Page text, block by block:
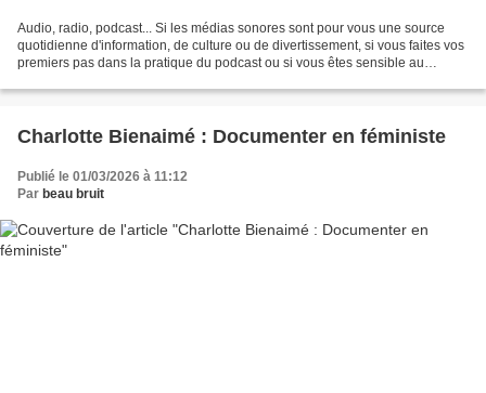
Audio, radio, podcast... Si les médias sonores sont pour vous une source
quotidienne d'information, de culture ou de divertissement, si vous faites vos
premiers pas dans la pratique du podcast ou si vous êtes sensible au
Charlotte Bienaimé : Documenter en féministe
Publié le 01/03/2026 à 11:12
Par beau bruit